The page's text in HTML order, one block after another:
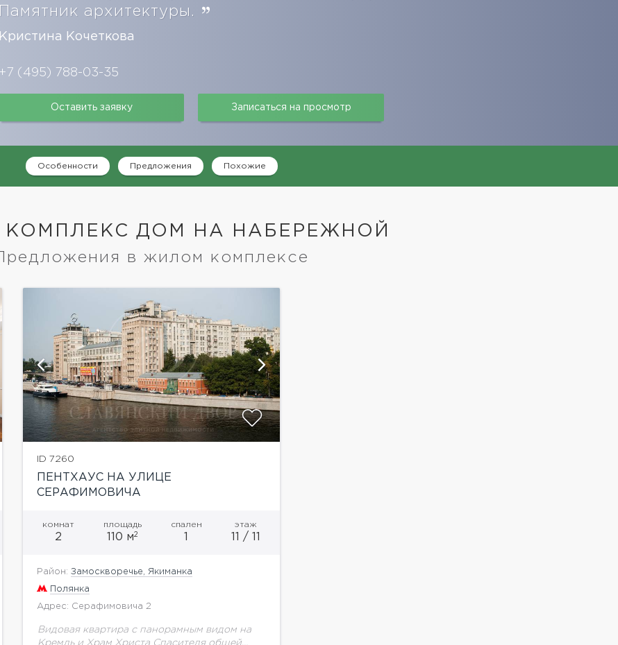
Памятник архитектуры.
Кристина Кочеткова
+7 (495) 788-03-35
Оставить заявку Записаться на просмотр
Особенности Предложения Похожие
ДОМ НА НАБЕРЕЖНОЙ
Предложения в жилом комплексе
ID 7260
ПЕНТХАУС НА УЛИЦЕ
СЕРАФИМОВИЧА
комнат
2
площадь
110 м2
спален этаж
11 / 11
Район: Замоскворечье, Якиманка
Полянка
Адрес: Серафимовича 2
Видовая квартира с панорамным видом на
Кремль и Храм Христа Спасителя общей